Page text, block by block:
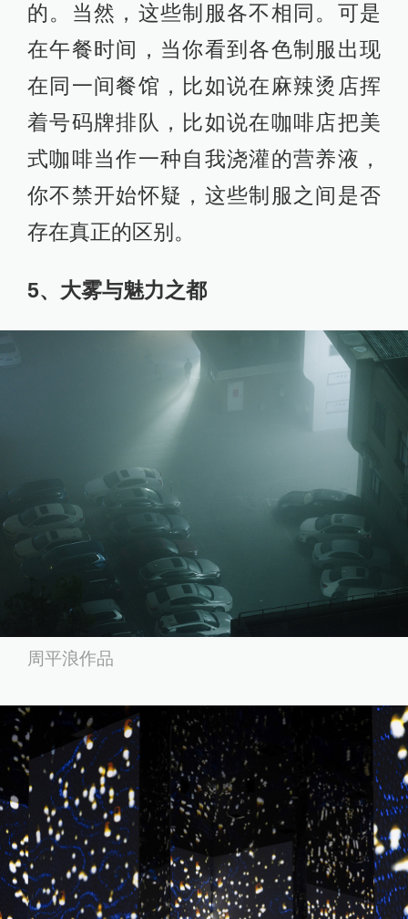
的。当然，这些制服各不相同。可是
在午餐时间，当你看到各色制服出现
在同一间餐馆，比如说在麻辣烫店挥
着号码牌排队，比如说在咖啡店把美
式咖啡当作一种自我浇灌的营养液，
你不禁开始怀疑，这些制服之间是否
存在真正的区别。
5、大雾与魅力之都
周平浪作品